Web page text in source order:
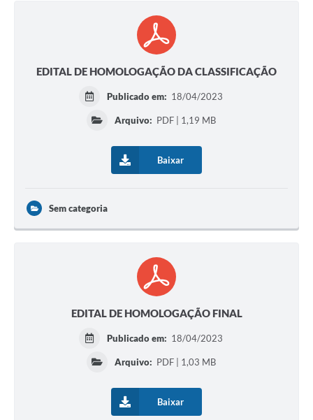
EDITAL DE HOMOLOGAÇÃO DA CLASSIFICAÇÃO
Publicado em: 18/04/2023
Arquivo: PDF | 1,19 MB
Baixar
Sem categoria
EDITAL DE HOMOLOGAÇÃO FINAL
Publicado em: 18/04/2023
Arquivo: PDF | 1,03 MB
Baixar